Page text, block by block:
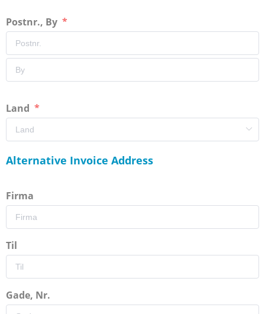
Postnr., By
Land
Alternative Invoice Address
Firma
Til
Gade, Nr.